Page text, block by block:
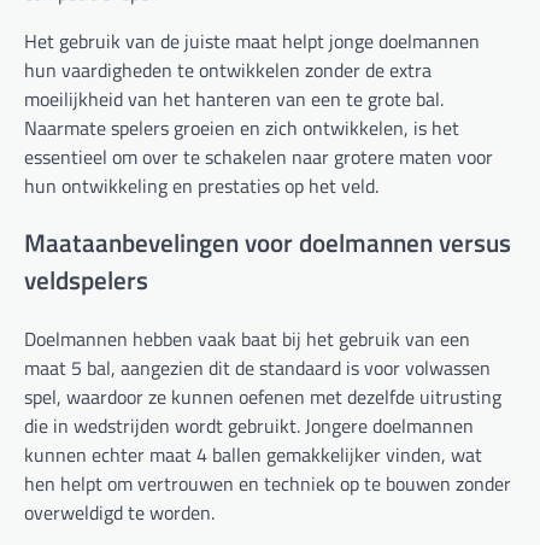
Het gebruik van de juiste maat helpt jonge doelmannen
hun vaardigheden te ontwikkelen zonder de extra
moeilijkheid van het hanteren van een te grote bal.
Naarmate spelers groeien en zich ontwikkelen, is het
essentieel om over te schakelen naar grotere maten voor
hun ontwikkeling en prestaties op het veld.
Maataanbevelingen voor doelmannen versus
veldspelers
Doelmannen hebben vaak baat bij het gebruik van een
maat 5 bal, aangezien dit de standaard is voor volwassen
spel, waardoor ze kunnen oefenen met dezelfde uitrusting
die in wedstrijden wordt gebruikt. Jongere doelmannen
kunnen echter maat 4 ballen gemakkelijker vinden, wat
hen helpt om vertrouwen en techniek op te bouwen zonder
overweldigd te worden.